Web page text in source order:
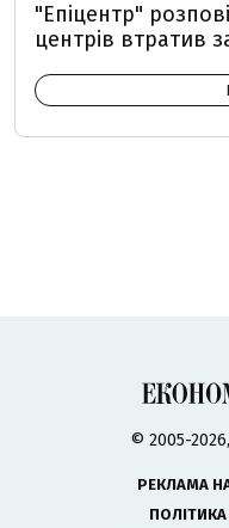
"Епіцентр"
центрів втратив
© 2005-
РЕКЛАМА